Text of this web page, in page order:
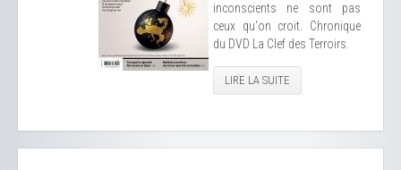
inconscients ne sont pas
ceux qu'on croit. Chronique
du DVD La Clef des Terroirs.
LIRE LA SUITE